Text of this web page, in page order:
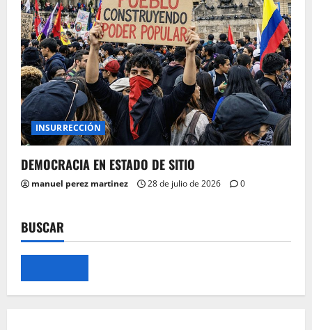
INSURRECCIÓN
DEMOCRACIA EN ESTADO DE SITIO
manuel perez martinez 28 de julio de 2026 0
BUSCAR